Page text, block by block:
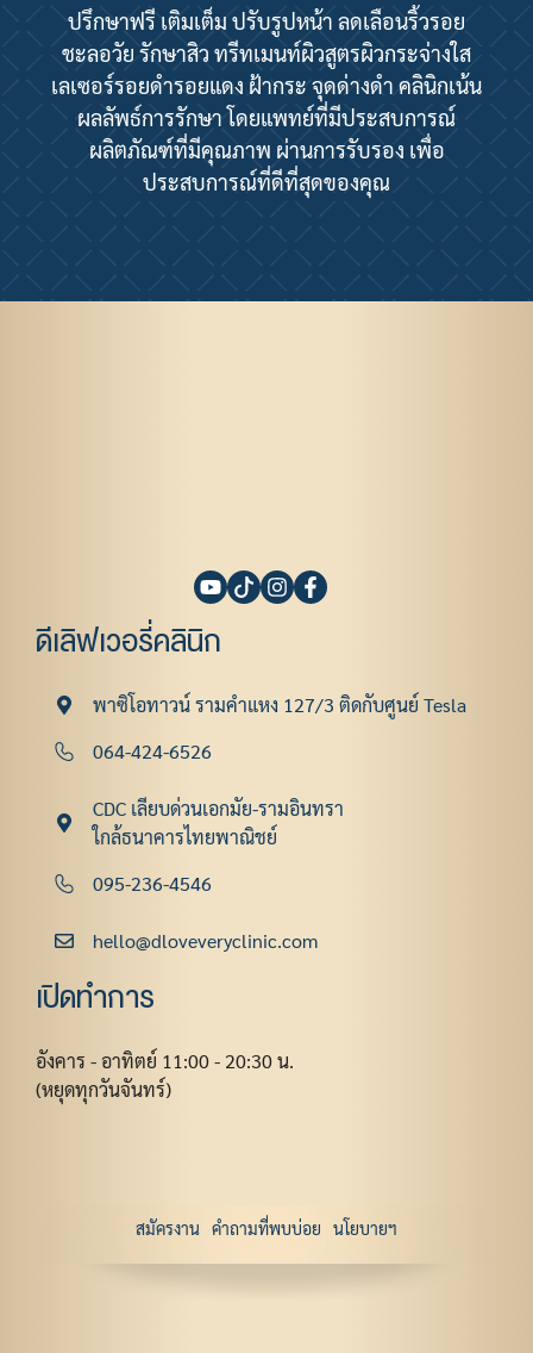
ปรึกษาฟรี เติมเต็ม ปรับรูปหน้า ลดเลือนริ้วรอย
ชะลอวัย รักษาสิว ทรีทเมนท์ผิวสูตรผิวกระจ่างใส
เลเซอร์รอยดำรอยแดง ฝ้ากระ จุดด่างดำ คลินิกเน้น
ผลลัพธ์การรักษา โดยแพทย์ที่มีประสบการณ์
ผลิตภัณฑ์ที่มีคุณภาพ ผ่านการรับรอง เพื่อ
ประสบการณ์ที่ดีที่สุดของคุณ
ดีเลิฟเวอรี่คลินิก
พาซิโอทาวน์ รามคําแหง 127/3 ติดกับศูนย์ Tesla
064-424-6526
CDC เลียบด่วนเอกมัย-รามอินทรา
ใกล้ธนาคารไทยพาณิชย์
095-236-4546
hello@dloveveryclinic.com
เปิดทำการ
อังคาร - อาทิตย์ 11:00 - 20:30 น.
(หยุดทุกวันจันทร์)
สมัครงาน คำถามที่พบบ่อย นโยบายฯ